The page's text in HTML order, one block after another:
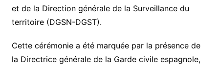
et de la Direction générale de la Surveillance du
territoire (DGSN-DGST).
Cette cérémonie a été marquée par la présence de
la Directrice générale de la Garde civile espagnole,